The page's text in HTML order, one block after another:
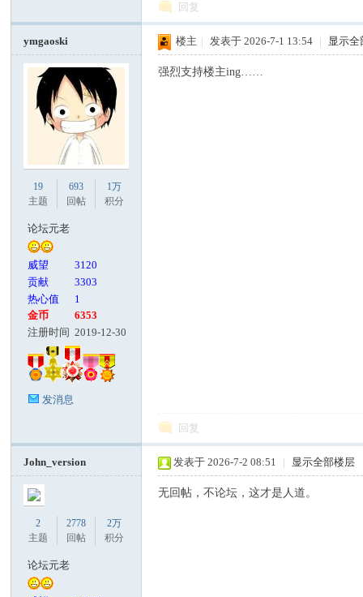
回复
ymgaoski
19
主题
693
回帖
1万
积分
论坛元老
威望
3120
贡献
3303
热心值
1
金币
6353
注册时间 2019-12-30
发消息
楼主 | 发表于 2026-7-1 13:54 | 显示全
强烈支持楼主ing……
回复
John_version
2
主题
2778
回帖
2万
积分
论坛元老
发表于 2026-7-2 08:51 | 显示全部楼层
无回帖，不论坛，这才是人道。